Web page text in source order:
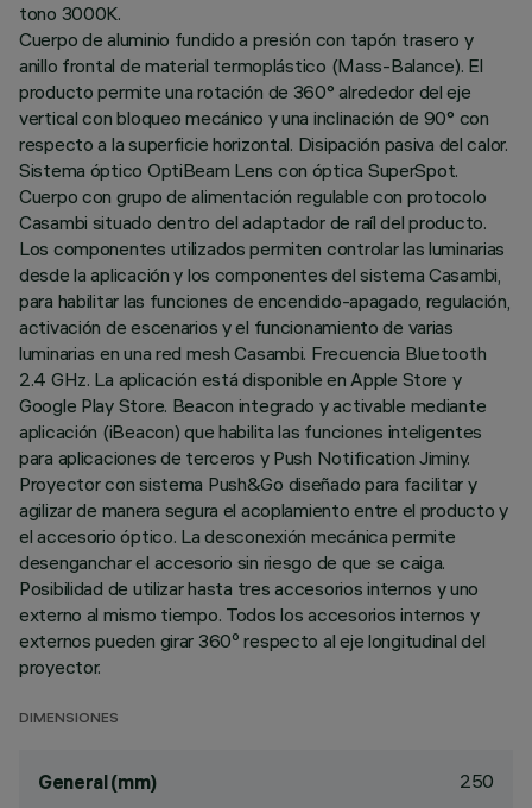
tono 3000K.
Cuerpo de aluminio fundido a presión con tapón trasero y
anillo frontal de material termoplástico (Mass-Balance). El
producto permite una rotación de 360° alrededor del eje
vertical con bloqueo mecánico y una inclinación de 90° con
respecto a la superficie horizontal. Disipación pasiva del calor.
Sistema óptico OptiBeam Lens con óptica SuperSpot.
Cuerpo con grupo de alimentación regulable con protocolo
Casambi situado dentro del adaptador de raíl del producto.
Los componentes utilizados permiten controlar las luminarias
desde la aplicación y los componentes del sistema Casambi,
para habilitar las funciones de encendido-apagado, regulación,
activación de escenarios y el funcionamiento de varias
luminarias en una red mesh Casambi. Frecuencia Bluetooth
2.4 GHz. La aplicación está disponible en Apple Store y
Google Play Store. Beacon integrado y activable mediante
aplicación (iBeacon) que habilita las funciones inteligentes
para aplicaciones de terceros y Push Notification Jiminy.
Proyector con sistema Push&Go diseñado para facilitar y
agilizar de manera segura el acoplamiento entre el producto y
el accesorio óptico. La desconexión mecánica permite
desenganchar el accesorio sin riesgo de que se caiga.
Posibilidad de utilizar hasta tres accesorios internos y uno
externo al mismo tiempo. Todos los accesorios internos y
externos pueden girar 360º respecto al eje longitudinal del
proyector.
DIMENSIONES
General (mm) 250